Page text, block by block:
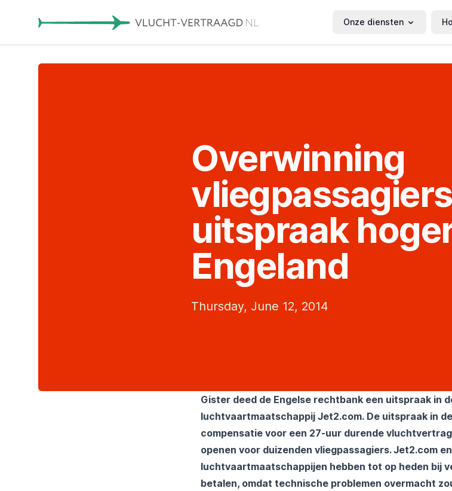
Onze diensten
Overwinning
uitspraak
Engeland
Thursday, June 12, 2014
Gister deed de Engelse rechtbank een uitspraak in
luchtvaartmaatschappij Jet2.com. De uitspraak in
compensatie voor een 27-uur durende
openen voor duizenden vliegpassagiers. Jet2.com
luchtvaartmaatschappijen hebben tot op heden bij
betalen, omdat technische problemen overmacht